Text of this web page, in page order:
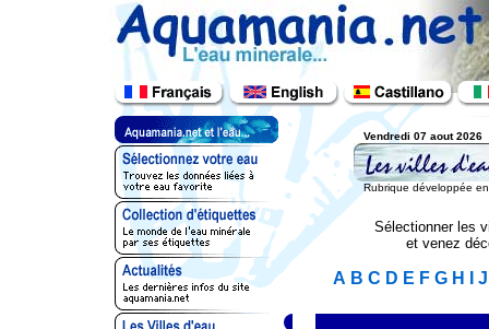
Vendredi 07 aout 2026
Rubrique développée
Sélectionner les
et venez
A B C D E F G H J